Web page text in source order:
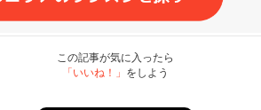
この記事が気に入ったら
「いいね！」 をしよう